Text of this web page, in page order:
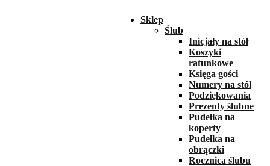
Sklep
Ślub
Inicjały na stół
Koszyki
ratunkowe
Księga gości
Numery na stół
Podziękowania
Prezenty ślubne
Pudełka na
koperty
Pudełka na
obrączki
Rocznica ślubu